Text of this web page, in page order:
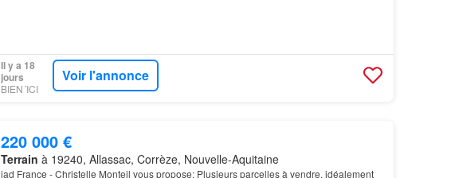
Il y a 18
jours
BIEN´ICI
Voir l'annonce
220 000 €
Terrain à 19240, Allassac, Corrèze, Nouvelle-Aquitaine
iad France - Christelle Monteil vous propose: Plusieurs parcelles à vendre, idéalement